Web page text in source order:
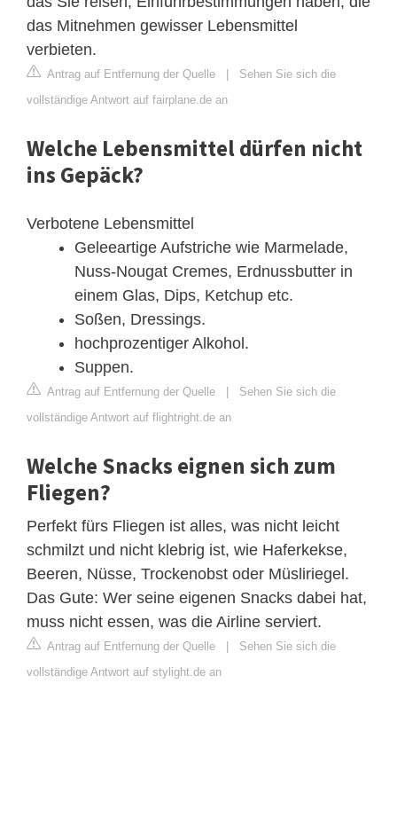
das Mitnehmen gewisser Lebensmittel
verbieten.
Antrag auf Entfernung der Quelle | Sehen Sie sich die
vollständige Antwort auf fairplane.de an
Welche Lebensmittel dürfen nicht
ins Gepäck?
Verbotene Lebensmittel
Geleeartige Aufstriche wie Marmelade,
Nuss-Nougat Cremes, Erdnussbutter in
einem Glas, Dips, Ketchup etc.
Soßen, Dressings.
hochprozentiger Alkohol.
Suppen.
Antrag auf Entfernung der Quelle | Sehen Sie sich die
vollständige Antwort auf flightright.de an
Welche Snacks eignen sich zum
Fliegen?
Perfekt fürs Fliegen ist alles, was nicht leicht
schmilzt und nicht klebrig ist, wie Haferkekse,
Beeren, Nüsse, Trockenobst oder Müsliriegel.
Das Gute: Wer seine eigenen Snacks dabei hat,
muss nicht essen, was die Airline serviert.
Antrag auf Entfernung der Quelle | Sehen Sie sich die
vollständige Antwort auf stylight.de an